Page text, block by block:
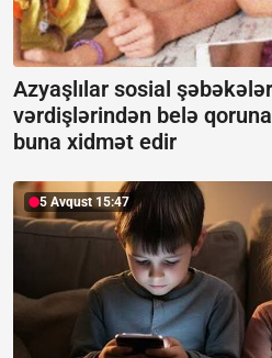
Azyaşlılar sosial
vərdişlərindən belə
buna xidmət edir
5 Avqust 15:47